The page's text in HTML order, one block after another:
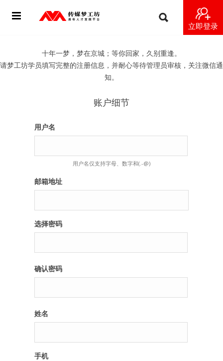
立即登录
纪录片2 青年人不同活法
出彩2016
十年一梦，梦在京城；等你回家，久别重逢。
请梦工坊学员填写完整的注册信息，并耐心等待管理员审核，关注微信通
知。
账户细节
用户名
用户名仅支持字母、数字和(.-@)
邮箱地址
选择密码
确认密码
姓名
手机